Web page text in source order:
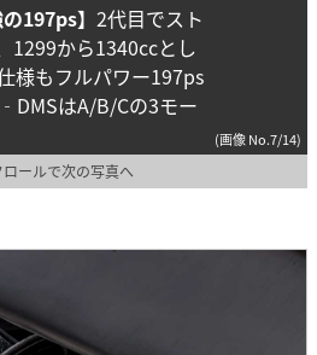
197ps】 2代目でスト
1299から1340ccとし
様もフルパワー197ps
はA/B/Cの3モー
(画像 No.7/14)
ールで次の写真へ